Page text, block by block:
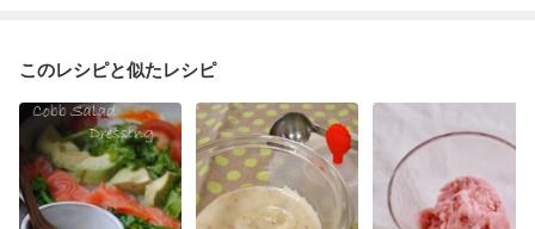
このレシピと似たレシピ